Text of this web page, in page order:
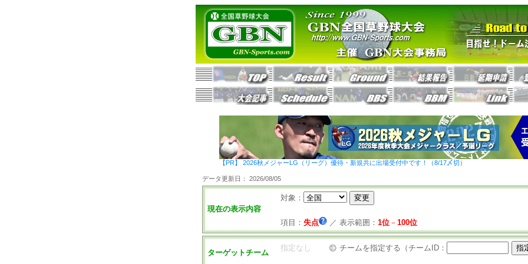
【PR】 2026秋メジャーLG（リーグ）優待・新規共に出場受付中です！（8/17〆切）
データ更新日： 2026/08/05
現在の表示内容
対象：
項目： 失点 ／ 表示範囲： 1位－ 100位
ターゲットチーム
指定なし チームを指定する（チームID：